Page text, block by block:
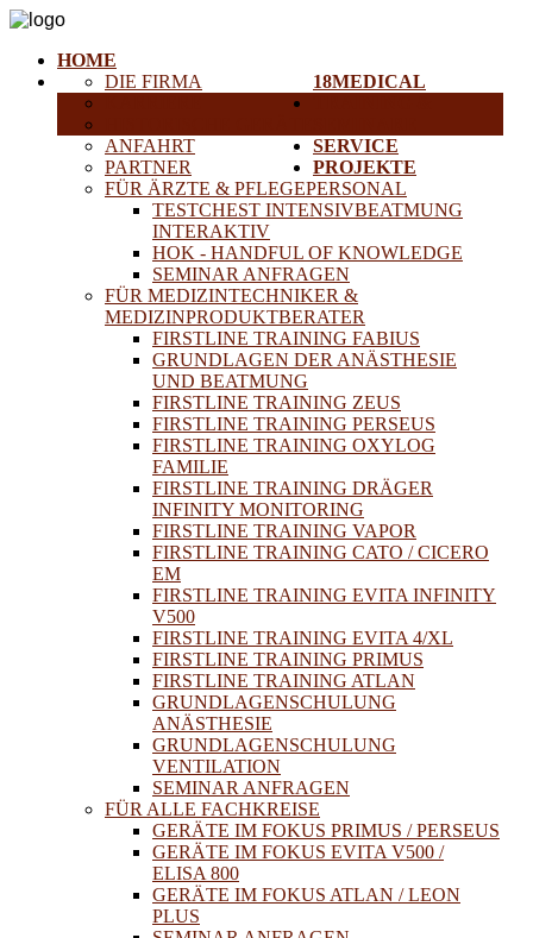
HOME
18MEDICAL
DIE FIRMA
ANFAHRT
PARTNER
FÜR ÄRZTE & PFLEGEPERSONAL
TESTCHEST INTENSIVBEATMUNG
INTERAKTIV
HOK - HANDFUL OF KNOWLEDGE
SEMINAR ANFRAGEN
FÜR MEDIZINTECHNIKER &
MEDIZINPRODUKTBERATER
FIRSTLINE TRAINING FABIUS
GRUNDLAGEN DER ANÄSTHESIE
UND BEATMUNG
FIRSTLINE TRAINING ZEUS
FIRSTLINE TRAINING PERSEUS
FIRSTLINE TRAINING OXYLOG
FAMILIE
FIRSTLINE TRAINING DRÄGER
INFINITY MONITORING
FIRSTLINE TRAINING VAPOR
FIRSTLINE TRAINING CATO / CICERO
EM
FIRSTLINE TRAINING EVITA INFINITY
V500
FIRSTLINE TRAINING EVITA 4/XL
FIRSTLINE TRAINING PRIMUS
FIRSTLINE TRAINING ATLAN
GRUNDLAGENSCHULUNG
ANÄSTHESIE
GRUNDLAGENSCHULUNG
VENTILATION
SEMINAR ANFRAGEN
FÜR ALLE FACHKREISE
GERÄTE IM FOKUS PRIMUS / PERSEUS
GERÄTE IM FOKUS EVITA V500 /
ELISA 800
GERÄTE IM FOKUS ATLAN / LEON
PLUS
SERVICE
PROJEKTE